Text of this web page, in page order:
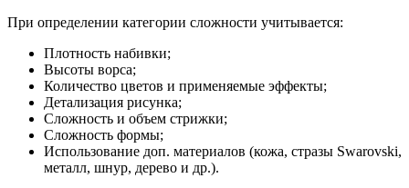
При определении категории сложности учитывается:
Плотность набивки;
Высоты ворса;
Количество цветов и применяемые эффекты;
Детализация рисунка;
Сложность и объем стрижки;
Сложность формы;
Использование доп. материалов (кожа, стразы Swarovski,
металл, шнур, дерево и др.).